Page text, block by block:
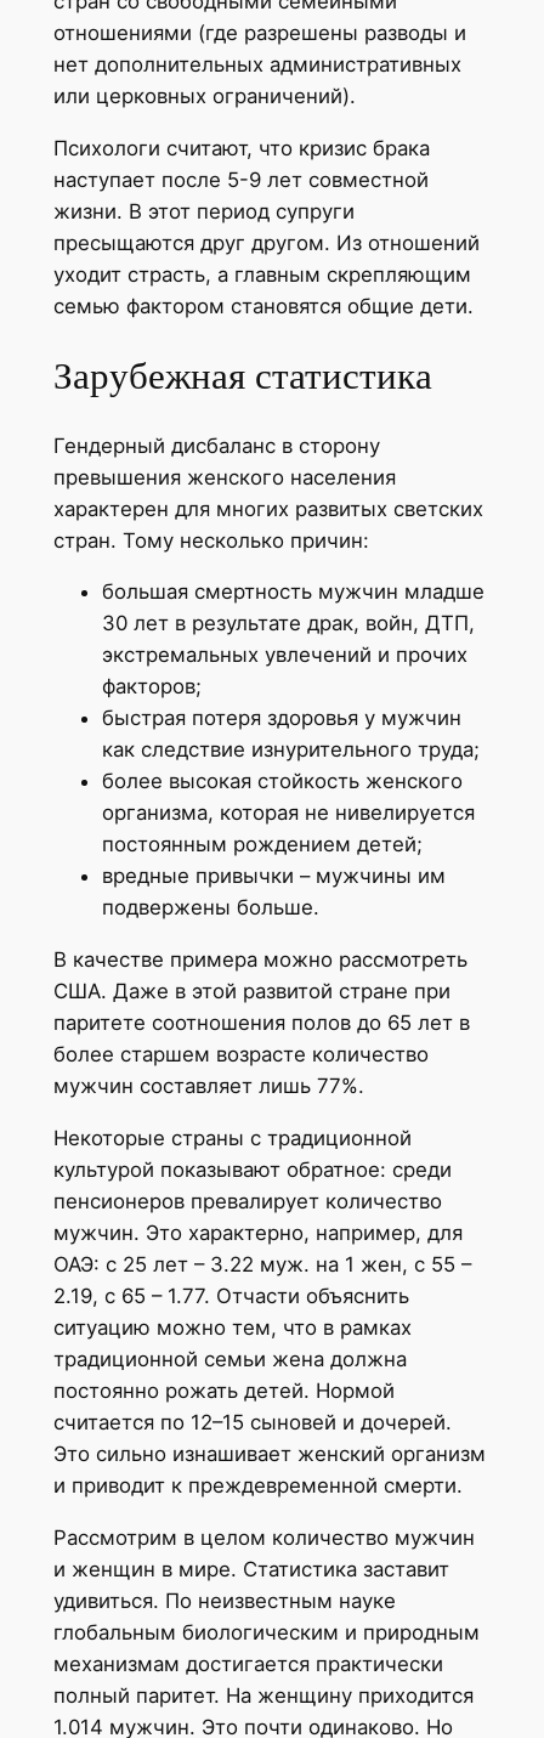
отношениями (где разрешены разводы и
нет дополнительных административных
или церковных ограничений).
Психологи считают, что кризис брака
наступает после 5-9 лет совместной
жизни. В этот период супруги
пресыщаются друг другом. Из отношений
уходит страсть, а главным скрепляющим
семью фактором становятся общие дети.
Зарубежная статистика
Гендерный дисбаланс в сторону
превышения женского населения
характерен для многих развитых светских
стран. Тому несколько причин:
большая смертность мужчин младше
30 лет в результате драк, войн, ДТП,
экстремальных увлечений и прочих
факторов;
быстрая потеря здоровья у мужчин
как следствие изнурительного труда;
более высокая стойкость женского
организма, которая не нивелируется
постоянным рождением детей;
вредные привычки – мужчины им
подвержены больше.
В качестве примера можно рассмотреть
США. Даже в этой развитой стране при
паритете соотношения полов до 65 лет в
более старшем возрасте количество
мужчин составляет лишь 77%.
Некоторые страны с традиционной
культурой показывают обратное: среди
пенсионеров превалирует количество
мужчин. Это характерно, например, для
ОАЭ: с 25 лет – 3.22 муж. на 1 жен, с 55 –
2.19, с 65 – 1.77. Отчасти объяснить
ситуацию можно тем, что в рамках
традиционной семьи жена должна
постоянно рожать детей. Нормой
считается по 12–15 сыновей и дочерей.
Это сильно изнашивает женский организм
и приводит к преждевременной смерти.
Рассмотрим в целом количество мужчин
и женщин в мире. Статистика заставит
удивиться. По неизвестным науке
глобальным биологическим и природным
механизмам достигается практически
полный паритет. На женщину приходится
1.014 мужчин. Это почти одинаково. Но